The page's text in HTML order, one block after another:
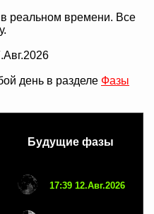
реальном времени. Все
день в разделе Фазы
Будущие фазы
17:39 12.Авг.2026